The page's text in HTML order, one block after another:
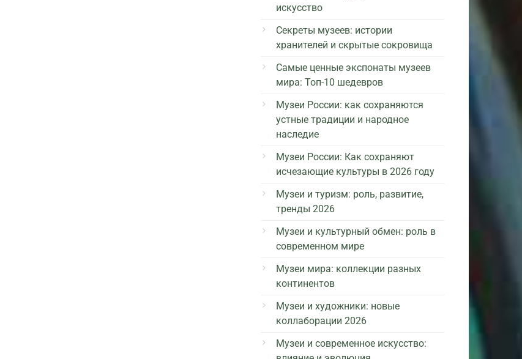
искусство
Секреты музеев: истории
хранителей и скрытые сокровища
Самые ценные экспонаты музеев
мира: Топ-10 шедевров
Музеи России: как сохраняются
устные традиции и народное
наследие
Музеи России: Как сохраняют
исчезающие культуры в 2026 году
Музеи и туризм: роль, развитие,
тренды 2026
Музеи и культурный обмен: роль в
современном мире
Музеи мира: коллекции разных
континентов
Музеи и художники: новые
коллаборации 2026
Музеи и современное искусство: